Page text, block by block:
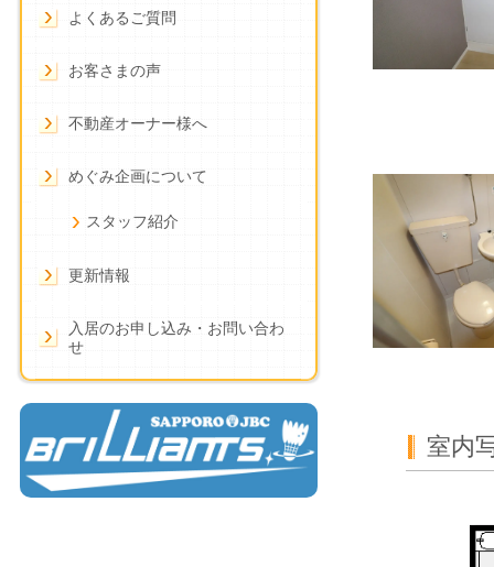
室内
よくあるご質問
お客さまの声
不動産オーナー様へ
めぐみ企画について
スタッフ紹介
更新情報
入居のお申し込み・お問い合わ
せ